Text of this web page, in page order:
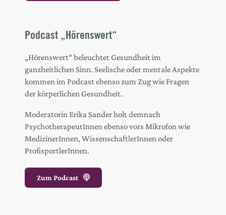
Podcast „Hörenswert“
„Hörenswert“ beleuchtet Gesundheit im
ganzheitlichen Sinn. Seelische oder mentale Aspekte
kommen im Podcast ebenso zum Zug wie Fragen
der körperlichen Gesundheit.
Moderatorin Erika Sander holt demnach
PsychotherapeutInnen ebenso vors Mikrofon wie
MedizinerInnen, WissenschaftlerInnen oder
ProfisportlerInnen.
Zum Podcast